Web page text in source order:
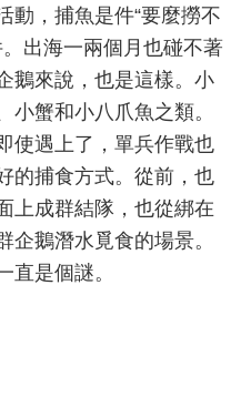
動，捕魚是件“要麼撈不
出海一兩個月也碰不著
鵝來說，也是這樣。小
小蟹和小八爪魚之類。
使遇上了，單兵作戰也
的捕食方式。從前，也
上成群結隊，也從綁在
鵝潛水覓食的場景。
直是個謎。